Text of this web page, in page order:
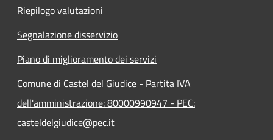
Riepilogo valutazioni
Segnalazione disservizio
Piano di miglioramento dei servizi
Comune di Castel del Giudice - Partita IVA
dell'amministrazione: 80000990947 - PEC:
casteldelgiudice@pec.it